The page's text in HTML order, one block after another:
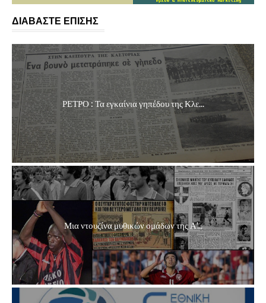
ΔΙΑΒΑΣΤΕ ΕΠΙΣΗΣ
ΡΕΤΡΟ : Τα εγκαίνια γηπέδου της Κλε...
Μια ντουζίνα μυθικών ομάδων της Α'...